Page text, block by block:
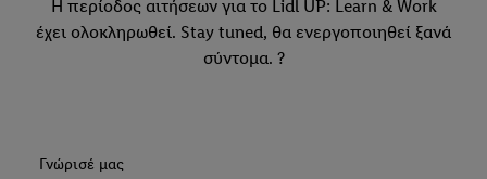
Η περίοδος αιτήσεων για το Lidl UP: Learn & Work
έχει ολοκληρωθεί. Stay tuned, θα ενεργοποιηθεί ξανά
σύντομα. ?
Γνώρισέ μας